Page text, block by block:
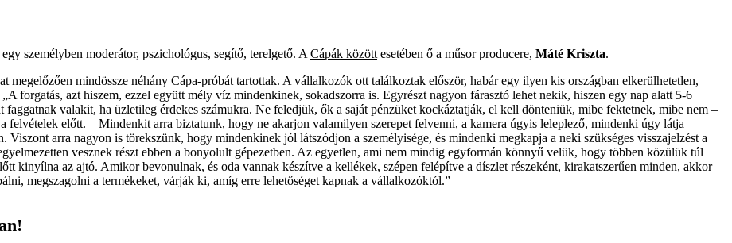
személyben moderátor, pszichológus, segítő, terelgető. A Cápák között esetében ő a műsor producere, Máté Kriszta.
megelőzően mind­össze néhány Cápa-­próbát tartottak. A vállalkozók ott találkoztak először, habár egy ilyen kis országban elkerülhetetlen,
forgatás, azt hiszem, ezzel együtt mély víz mindenkinek, sokadszorra is. Egyrészt nagyon fárasztó lehet nekik, hiszen egy nap alatt 5-6
valakit, ha üzletileg érdekes számukra. Ne feledjük, ők a saját pénzüket kockáztatják, el kell dönteniük, mibe fektetnek, mibe nem –
felvételek előtt. – Mindenkit arra biztatunk, hogy ne akarjon valamilyen szerepet felvenni, a kamera úgyis leleplező, mindenki úgy látja
Viszont arra nagyon is törekszünk, hogy mindenkinek jól látszódjon a személyisége, és mindenki megkapja a neki szükséges visszajelzést a
vesznek részt ebben a bonyolult gépezetben. Az egyetlen, ami nem mindig egyformán könnyű velük, hogy többen közülük túl
kinyílna az ajtó. Amikor bevonulnak, és oda vannak készítve a kellékek, szépen felépítve a díszlet részeként, kirakatszerűen minden, ­akkor
megszagolni a termékeket, várják ki, amíg erre lehetőséget kapnak a vállalkozóktól.”